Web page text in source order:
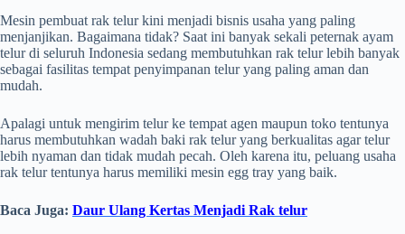
Mesin pembuat rak telur kini menjadi bisnis usaha yang paling
menjanjikan. Bagaimana tidak? Saat ini banyak sekali peternak ayam
telur di seluruh Indonesia sedang membutuhkan rak telur lebih banyak
sebagai fasilitas tempat penyimpanan telur yang paling aman dan
mudah.
Apalagi untuk mengirim telur ke tempat agen maupun toko tentunya
harus membutuhkan wadah baki rak telur yang berkualitas agar telur
lebih nyaman dan tidak mudah pecah. Oleh karena itu, peluang usaha
rak telur tentunya harus memiliki mesin egg tray yang baik.
Baca Juga: Daur Ulang Kertas Menjadi Rak telur